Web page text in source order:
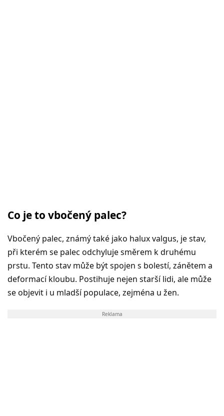
Co je to vbočený palec?
Vbočený palec, známý také jako halux valgus, je stav,
při kterém se palec odchyluje směrem k druhému
prstu. Tento stav může být spojen s bolestí, zánětem a
deformací kloubu. Postihuje nejen starší lidi, ale může
se objevit i u mladší populace, zejména u žen.
Reklama